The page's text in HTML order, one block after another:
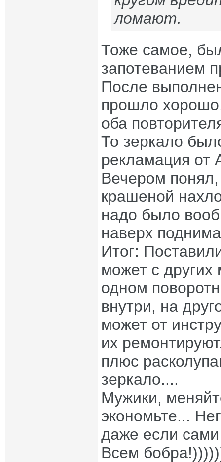
ломают.
Тоже самое,
запотеванием
После
прошло
оба
То зеркало
рекламация
Вечером
крашеной
надо было
наверх
Итог:
может с
одном
внутри, на
может от
их
плюс
зеркало....
Мужики,
экономьте...
даже если
Всем